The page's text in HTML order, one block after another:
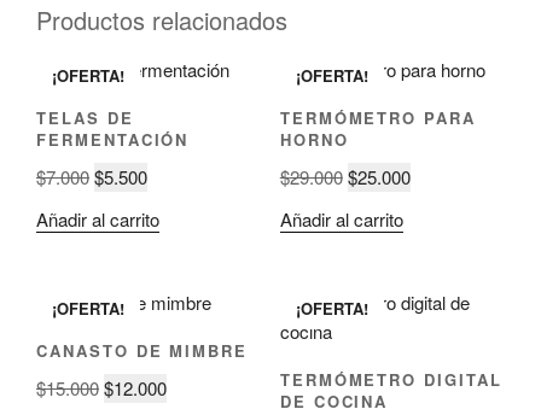
Productos relacionados
¡OFERTA!
TELAS DE
FERMENTACIÓN
$7.000$5.500
Añadir al carrito
¡OFERTA!
TERMÓMETRO PARA
HORNO
$29.000 $25.000
Añadir al carrito
¡OFERTA!
CANASTO DE MIMBRE
$15.000$12.000
¡OFERTA!
TERMÓMETRO DIGITAL
DE COCINA